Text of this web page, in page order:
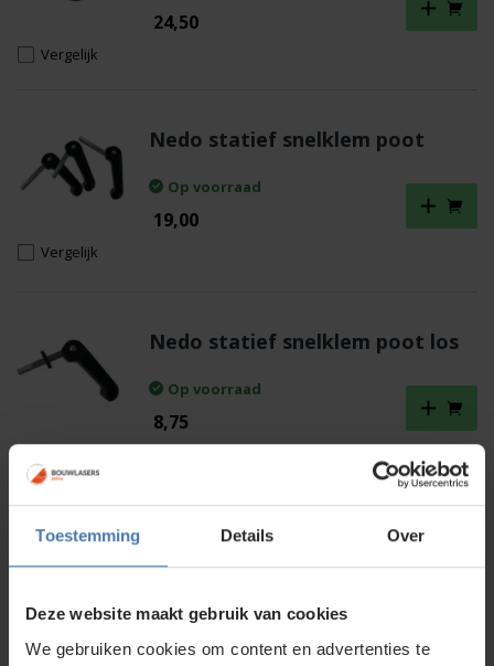
Toestemming Details Over
Deze website maakt gebruik van cookies
We gebruiken cookies om content en advertenties te
24,50
Vergelijk
Nedo statief snelklem poot
Op voorraad
19,00
Vergelijk
Nedo statief snelklem poot los
Op voorraad
8,75
Nedo statief snelklem systeem
17,50
Vergelijk